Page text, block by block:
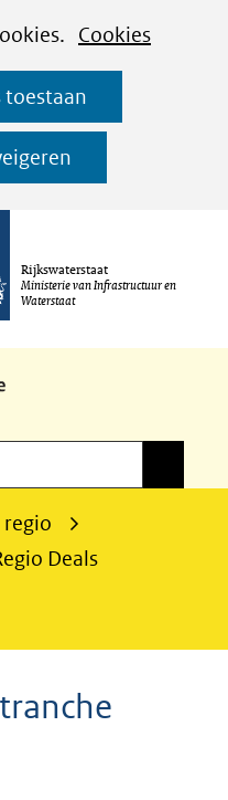
Cookies
toestaan
Ga
naar
de
inhoud
Rijkswaterstaat
Ministerie van Infrastructuur en
Waterstaat
regio
Deals